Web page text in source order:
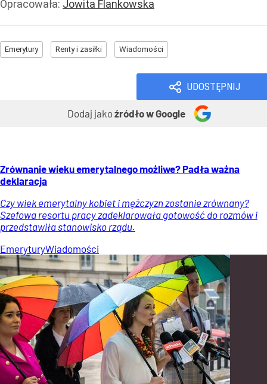
Opracowała: Jowita Flankowska
Emerytury Renty i zasiłki Wiadomości
UDOSTĘPNIJ
Dodaj jakoźródło w Google
Zrównanie wieku emerytalnego możliwe? Padła ważna
deklaracja
Czy wiek emerytalny kobiet i mężczyzn zostanie zrównany?
Szefowa resortu pracy zadeklarowała gotowość do rozmów i
przedstawiła stanowisko rządu.
EmeryturyWiadomości